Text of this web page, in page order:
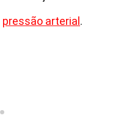
pressão arterial .